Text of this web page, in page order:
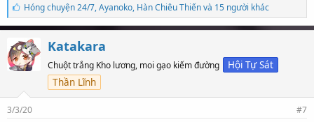
S
ố
l
ư
ợ
t
t
í
c
Hóng chuyện 24/7,Ayanoko, Hàn Chiêu Thiến và 15 người khác
Katakara
Chuột trắng Kho lương, moi gạo kiếm đường
Hội Tự Sát
Thần Lĩnh
3/3/20 #7